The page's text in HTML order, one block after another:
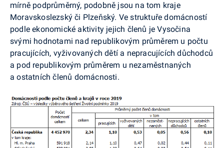
mírně podprůměrný, podobně jsou na tom kraje
Moravskoslezský či Plzeňský. Ve struktuře domácností
podle ekonomické aktivity jejich členů je Vysočina
svými hodnotami nad republikovým průměrem u počtu
pracujících, vyživovaných dětí a nepracujících důchodců
a pod republikovým průměrem u nezaměstnaných
a ostatních členů domácnosti.